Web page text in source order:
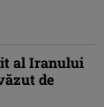
al Iranului
de